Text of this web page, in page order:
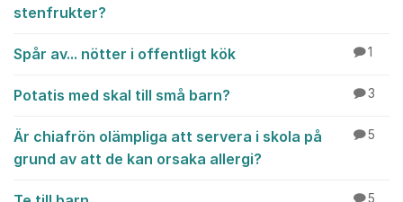
stenfrukter?
Spår av... nötter i offentligt kök 1
Potatis med skal till små barn? 3
Är chiafrön olämpliga att servera i skola på
grund av att de kan orsaka allergi?
5
5